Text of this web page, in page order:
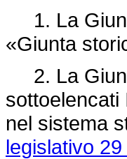
1. La
«Giunta
2. La
sottoelencati
nel sistema
legislativo